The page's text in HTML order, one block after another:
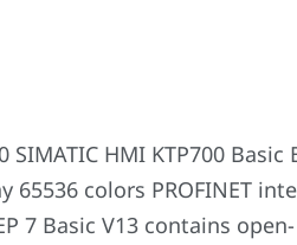
SIMATIC HMI KTP700 Basic
65536 colors PROFINET
7 Basic V13 contains open-